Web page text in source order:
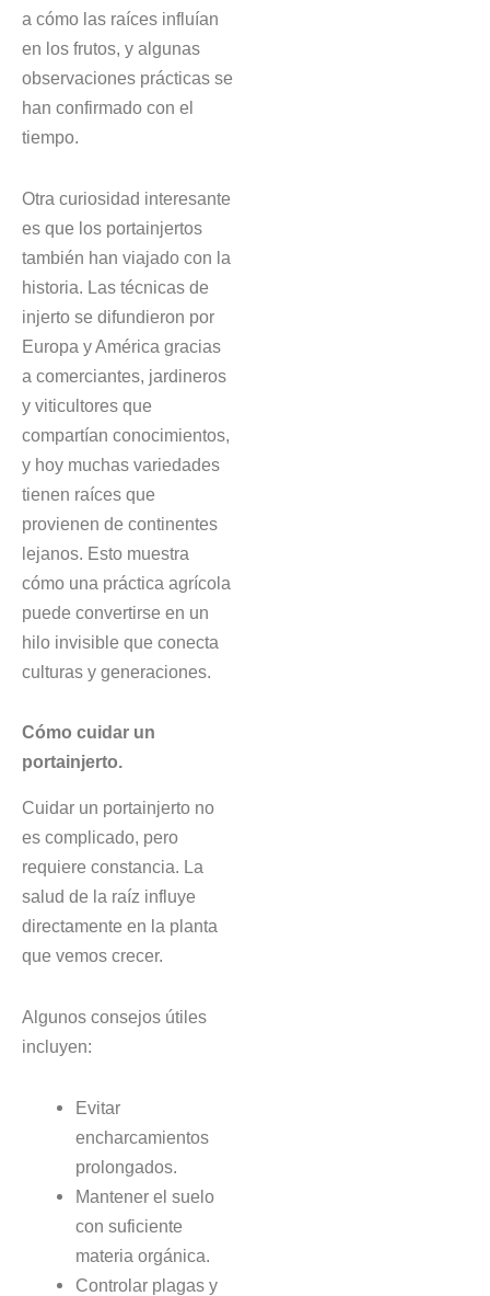
a cómo las raíces influían
en los frutos, y algunas
observaciones prácticas se
han confirmado con el
tiempo.
Otra curiosidad interesante
es que los portainjertos
también han viajado con la
historia. Las técnicas de
injerto se difundieron por
Europa y América gracias
a comerciantes, jardineros
y viticultores que
compartían conocimientos,
y hoy muchas variedades
tienen raíces que
provienen de continentes
lejanos. Esto muestra
cómo una práctica agrícola
puede convertirse en un
hilo invisible que conecta
culturas y generaciones.
Cómo cuidar un
portainjerto.
Cuidar un portainjerto no
es complicado, pero
requiere constancia. La
salud de la raíz influye
directamente en la planta
que vemos crecer.
Algunos consejos útiles
incluyen:
Evitar
encharcamientos
prolongados.
Mantener el suelo
con suficiente
materia orgánica.
Controlar plagas y